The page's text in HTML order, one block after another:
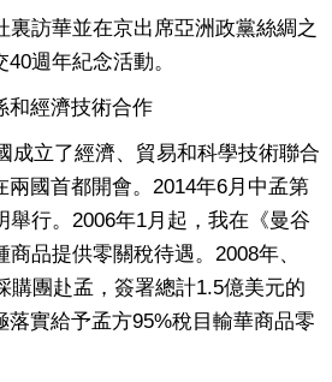
訪華並在京出席亞洲政黨絲綢之
週年紀念活動。
經濟技術合作
立了經濟、貿易和科學技術聯合
兩國首都開會。2014年6月中孟第
舉行。2006年1月起，我在《曼谷
品提供零關稅待遇。2008年、
購團赴孟，簽署總計1.5億美元的
落實給予孟方95%稅目輸華商品零